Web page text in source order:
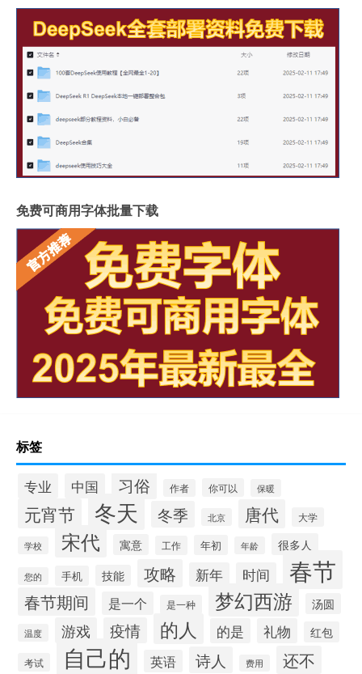
免费可商用字体批量下载
标签
专业 中国 习俗 作者 你可以 保暖
元宵节 冬天 冬季 北京 唐代 大学
学校 宋代 寓意 工作 年初 年龄 很多人
您的 手机 技能 攻略 新年 时间 春节
春节期间 是一个 是一种 梦幻西游 汤圆
温度 游戏 疫情 的人 的是 礼物 红包
考试 自己的 英语 诗人 费用 还不